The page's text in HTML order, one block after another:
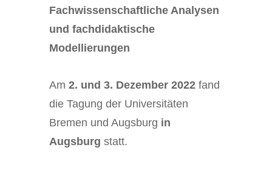
Fachwissenschaftliche Analysen
und fachdidaktische
Modellierungen
Am 2. und 3. Dezember 2022fand
die Tagung der Universitäten
Bremen und Augsburg in
Augsburg statt.